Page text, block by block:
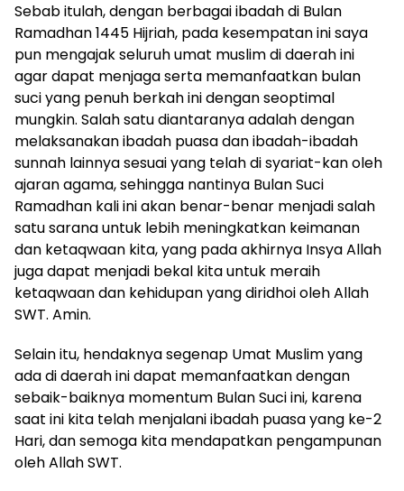
Sebab itulah, dengan berbagai ibadah di Bulan
Ramadhan 1445 Hijriah, pada kesempatan ini saya
pun mengajak seluruh umat muslim di daerah ini
agar dapat menjaga serta memanfaatkan bulan
suci yang penuh berkah ini dengan seoptimal
mungkin. Salah satu diantaranya adalah dengan
melaksanakan ibadah puasa dan ibadah-ibadah
sunnah lainnya sesuai yang telah di syariat-kan oleh
ajaran agama, sehingga nantinya Bulan Suci
Ramadhan kali ini akan benar-benar menjadi salah
satu sarana untuk lebih meningkatkan keimanan
dan ketaqwaan kita, yang pada akhirnya Insya Allah
juga dapat menjadi bekal kita untuk meraih
ketaqwaan dan kehidupan yang diridhoi oleh Allah
SWT. Amin.
Selain itu, hendaknya segenap Umat Muslim yang
ada di daerah ini dapat memanfaatkan dengan
sebaik-baiknya momentum Bulan Suci ini, karena
saat ini kita telah menjalani ibadah puasa yang ke-2
Hari, dan semoga kita mendapatkan pengampunan
oleh Allah SWT.